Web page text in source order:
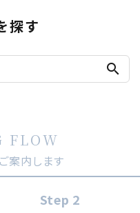
探す
search
FLOW
案内します
Step 2